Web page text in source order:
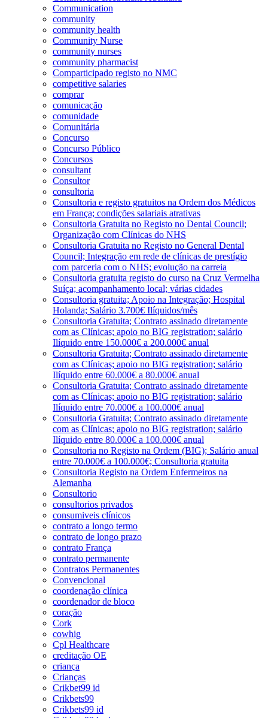
Communication
community
community health
Community Nurse
community nurses
community pharmacist
Comparticipado registo no NMC
competitive salaries
comprar
comunicação
comunidade
Comunitária
Concurso
Concurso Público
Concursos
consultant
Consultor
consultoria
Consultoria e registo gratuitos na Ordem dos Médicos
em França; condições salariais atrativas
Consultoria Gratuita no Registo no Dental Council;
Organização com Clínicas do NHS
Consultoria Gratuita no Registo no General Dental
Council; Integração em rede de clínicas de prestígio
com parceria com o NHS; evolução na carreia
Consultoria gratuita registo do curso na Cruz Vermelha
Suíça; acompanhamento local; várias cidades
Consultoria gratuita; Apoio na Integração; Hospital
Holanda; Salário 3.700€ Ilíquidos/mês
Consultoria Gratuita; Contrato assinado diretamente
com as Clínicas; apoio no BIG registration; salário
Ilíquido entre 150.000€ a 200.000€ anual
Consultoria Gratuita; Contrato assinado diretamente
com as Clínicas; apoio no BIG registration; salário
Ilíquido entre 60.000€ a 80.000€ anual
Consultoria Gratuita; Contrato assinado diretamente
com as Clínicas; apoio no BIG registration; salário
Ilíquido entre 70.000€ a 100.000€ anual
Consultoria Gratuita; Contrato assinado diretamente
com as Clínicas; apoio no BIG registration; salário
Ilíquido entre 80.000€ a 100.000€ anual
Consultoria no Registo na Ordem (BIG); Salário anual
entre 70.000€ a 100.000€; Consultoria gratuita
Consultoria Registo na Ordem Enfermeiros na
Alemanha
Consultorio
consultorios privados
consumiveis clínicos
contrato a longo termo
contrato de longo prazo
contrato França
contrato permanente
Contratos Permanentes
Convencional
coordenação clínica
coordenador de bloco
coração
Cork
cowhig
Cpl Healthcare
creditação OE
criança
Crianças
Crikbet99 id
Crikbets99
Crikbets99 id